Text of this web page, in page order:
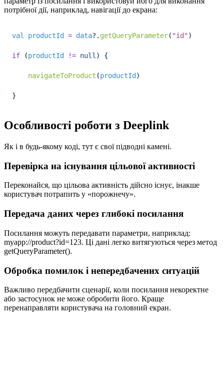
потрібної дії, наприклад, навігації до екрана:
val productId = data?. getQueryParameter( "id")
if (productId != null ) {
navigateToProduct (productId )
}
Особливості роботи з Deeplink
Як і в будь-якому коді, тут є свої підводні камені.
Перевірка на існування цільової активності
Переконайся, що цільова активність дійсно існує, інакше
користувач потрапить у «порожнечу».
Передача даних через глибокі посилання
Посилання можуть передавати параметри, наприклад:
myapp://product?id=123. Ці дані легко витягуються через метод
getQueryParameter().
Обробка помилок і непередбачених ситуацій
Важливо передбачити сценарії, коли посилання некоректне
або застосунок не може обробити його. Краще
перенаправляти користувача на головний екран.